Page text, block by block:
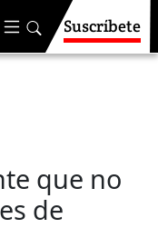
Suscríbete
que no
de